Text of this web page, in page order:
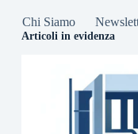
Chi Siamo
Articoli in evidenza